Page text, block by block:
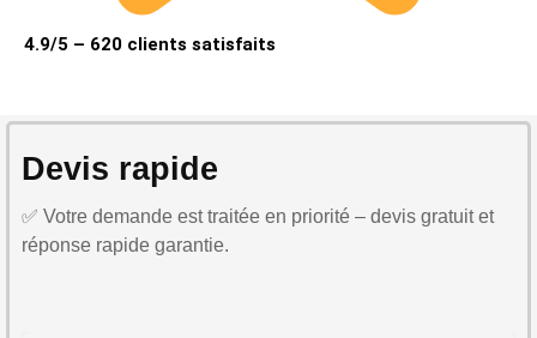
4.9/5 – 620 clients satisfaits
Devis rapide
✅ Votre demande est traitée en priorité – devis gratuit et
réponse rapide garantie.